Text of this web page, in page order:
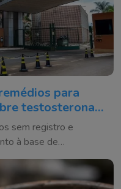
para
testosterona
sem registro e
à base de